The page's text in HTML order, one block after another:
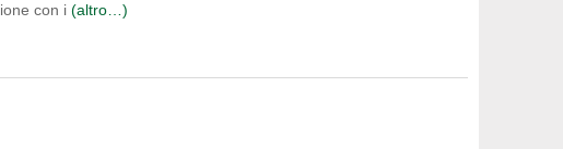
con i (altro…)